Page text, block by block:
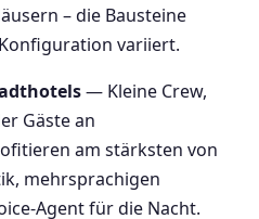
– die Bausteine
variiert.
— Kleine Crew,
Gäste an
am stärksten von
mehrsprachigen
Agent für die Nacht.